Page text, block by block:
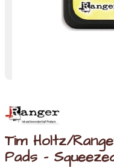
Tim Holtz/
Pads -